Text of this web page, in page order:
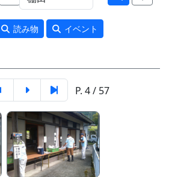
読み物 イベント
P. 4 / 57